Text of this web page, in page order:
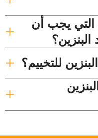
التي يجب أن
للتخييم؟